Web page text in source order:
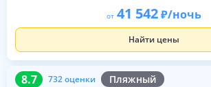
от 41 542 /ночь
Найти цены
8.7 732 оценки Пляжный
8.7 732 оценки